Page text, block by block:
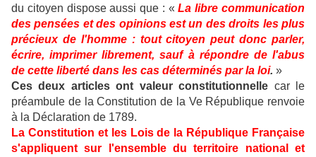
du citoyen dispose aussi que : «La libre communication
des pensées et des opinions est un des droits les plus
précieux de l'homme : tout citoyen peut donc parler,
écrire, imprimer librement, sauf à répondre de l'abus
de cette liberté dans les cas déterminés par la loi. »
Ces deux articles ont valeur constitutionnelle car le
préambule de la Constitution de la Ve République renvoie
à la Déclaration de 1789.
La Constitution et les Lois de la République Française
s'appliquent sur l'ensemble du territoire national et